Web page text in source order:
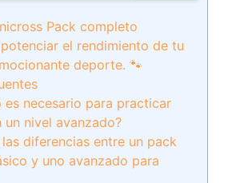
Pack completo
el rendimiento de tu
deporte. 🐾
es necesario para practicar
un nivel avanzado?
las diferencias entre un pack
y uno avanzado para